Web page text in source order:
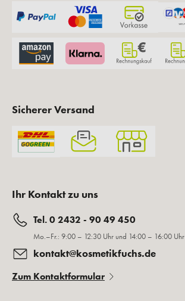
Sicherer Versand
Ihr Kontakt zu uns
Tel. 0 2432 - 90 49 450
Mo.–Fr.: 9:00 – 12:30 Uhr und 14:00 – 16:00 Uhr
kontakt@kosmetikfuchs.de
Zum Kontaktformular